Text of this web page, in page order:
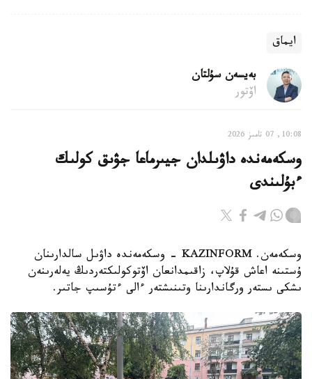
ايماق
بەيسەن سۇلتان
اۆتور
10:08, 07 تامىز 2026
وسكەمەندە داۋىلدان جيىرماعا جۋىق كولىك
ءبۇلىندى
وسكەمەن. KAZINFORM - وسكەمەندە داۋىل سالدارىنان
ۇستىنە اعاش قۇلاپ، زاقىمدانعان اۆتوكولىكتەردىڭ يەلەرىنەن
ىشكى ىستەر ورگاندارىنا وتىنىشتەر ءالى ءتۇسىپ جاتىر.